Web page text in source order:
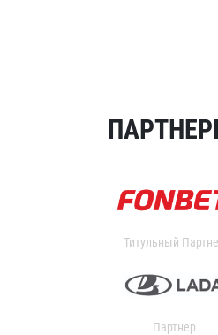
Титульный
Партнер